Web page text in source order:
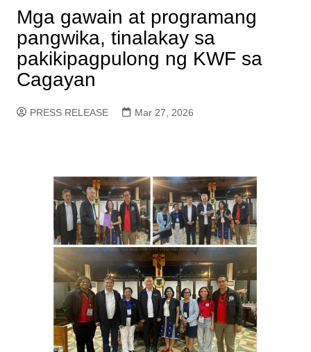
Mga gawain at programang
pangwika, tinalakay sa
pakikipagpulong ng KWF sa
Cagayan
PRESS RELEASE Mar 27, 2026